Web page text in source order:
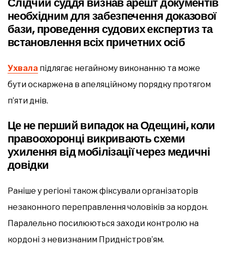
необхідним для забезпечення доказової
бази, проведення судових експертиз та
встановлення всіх причетних осіб
Ухвала підлягає негайному виконанню та може
бути оскаржена в апеляційному порядку протягом
п’яти днів.
Це не перший випадок на Одещині, коли
правоохоронці викривають схеми
ухилення від мобілізації через медичні
довідки
Раніше у регіоні також фіксували організаторів
незаконного переправлення чоловіків за кордон.
Паралельно посилюються заходи контролю на
кордоні з невизнаним Придністров’ям.